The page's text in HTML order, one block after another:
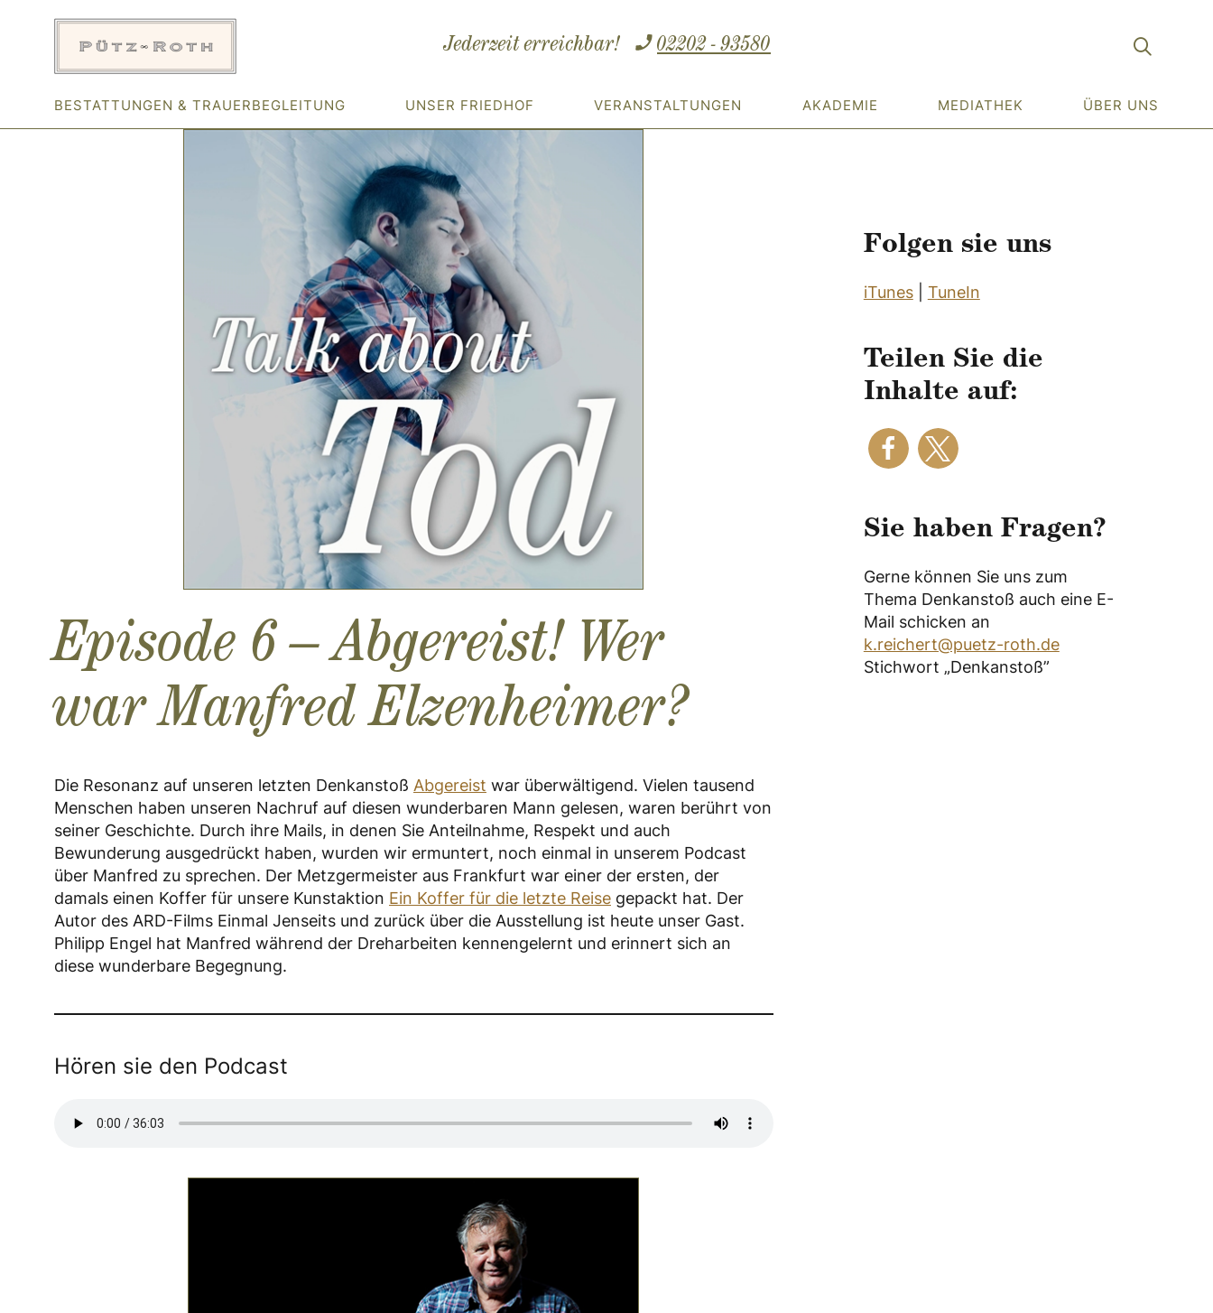
Jederzeit erreichbar! 02202 - 93580
BESTATTUNGEN & TRAUERBEGLEITUNG UNSER FRIEDHOF VERANSTALTUNGEN AKADEMIE MEDIATHEK ÜBER UNS
Episode 6 – Abgereist! Wer
war Manfred Elzenheimer?
Die Resonanz auf unseren letzten Denkanstoß Abgereist war überwältigend. Vielen tausend
Menschen haben unseren Nachruf auf diesen wunderbaren Mann gelesen, waren berührt von
seiner Geschichte. Durch ihre Mails, in denen Sie Anteilnahme, Respekt und auch
Bewunderung ausgedrückt haben, wurden wir ermuntert, noch einmal in unserem Podcast
über Manfred zu sprechen. Der Metzgermeister aus Frankfurt war einer der ersten, der
damals einen Koffer für unsere Kunstaktion Ein Koffer für die letzte Reise gepackt hat. Der
Autor des ARD-Films Einmal Jenseits und zurück über die Ausstellung ist heute unser Gast.
Philipp Engel hat Manfred während der Dreharbeiten kennengelernt und erinnert sich an
diese wunderbare Begegnung.
Hören sie den Podcast
Folgen sie uns
iTunes| TuneIn
Teilen Sie die
Inhalte auf:
Sie haben Fragen?
Gerne können Sie uns zum
Thema Denkanstoß auch eine E-
Mail schicken an
k.reichert@puetz-roth.de
Stichwort „Denkanstoß”